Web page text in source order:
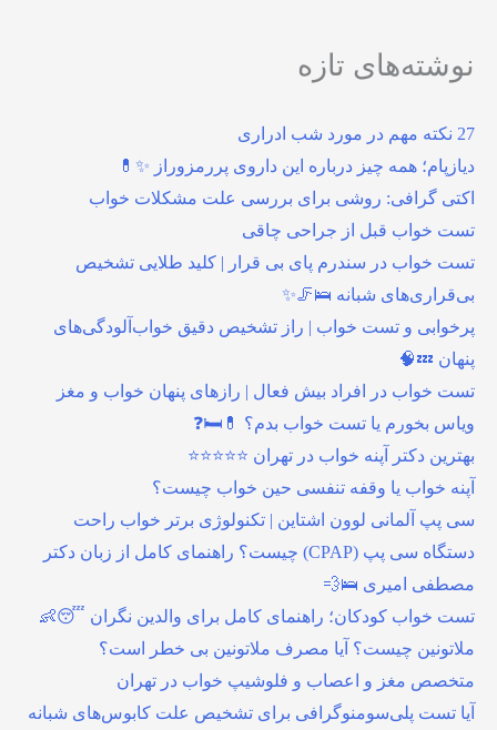
نوشته‌های تازه
27 نکته مهم در مورد شب ادراری
دیازپام؛ همه چیز درباره این داروی پررمزوراز ✨💊
اکتی گرافی: روشی برای بررسی علت مشکلات خواب
تست خواب قبل از جراحی چاقی
تست خواب در سندرم پای بی قرار | کلید طلایی تشخیص
بی‌قراری‌های شبانه 🛌🦵✨
پرخوابی و تست خواب | راز تشخیص دقیق خواب‌آلودگی‌های
پنهان 💤🧠
تست خواب در افراد بیش فعال | رازهای پنهان خواب و مغز
ویاس بخورم یا تست خواب بدم؟ 💊🛏️❓
بهترین دکتر آپنه خواب در تهران ⭐⭐⭐⭐⭐
آپنه خواب یا وقفه تنفسی حین خواب چیست؟
سی پپ آلمانی لوون اشتاین | تکنولوژی برتر خواب راحت
دستگاه سی پپ (CPAP) چیست؟ راهنمای کامل از زبان دکتر
مصطفی امیری 🛌💨
تست خواب کودکان؛ راهنمای کامل برای والدین نگران 😴👶
ملاتونین چیست؟ آیا مصرف ملاتونین بی خطر است؟
متخصص مغز و اعصاب و فلوشیپ خواب در تهران
آیا تست پلی‌سومنوگرافی برای تشخیص علت کابوس‌های شبانه